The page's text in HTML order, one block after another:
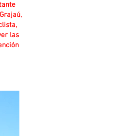
las